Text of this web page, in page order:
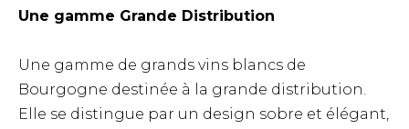
Une gamme Grande Distribution
Une gamme de grands vins blancs de
Bourgogne destinée à la grande distribution.
Elle se distingue par un design sobre et élégant,